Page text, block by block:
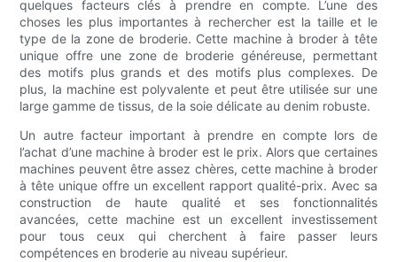
quelques facteurs clés à prendre en compte. L’une des
choses les plus importantes à rechercher est la taille et le
type de la zone de broderie. Cette machine à broder à tête
unique offre une zone de broderie généreuse, permettant
des motifs plus grands et des motifs plus complexes. De
plus, la machine est polyvalente et peut être utilisée sur une
large gamme de tissus, de la soie délicate au denim robuste.
Un autre facteur important à prendre en compte lors de
l’achat d’une machine à broder est le prix. Alors que certaines
machines peuvent être assez chères, cette machine à broder
à tête unique offre un excellent rapport qualité-prix. Avec sa
construction de haute qualité et ses fonctionnalités
avancées, cette machine est un excellent investissement
pour tous ceux qui cherchent à faire passer leurs
compétences en broderie au niveau supérieur.